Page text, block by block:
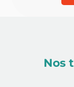
Nos